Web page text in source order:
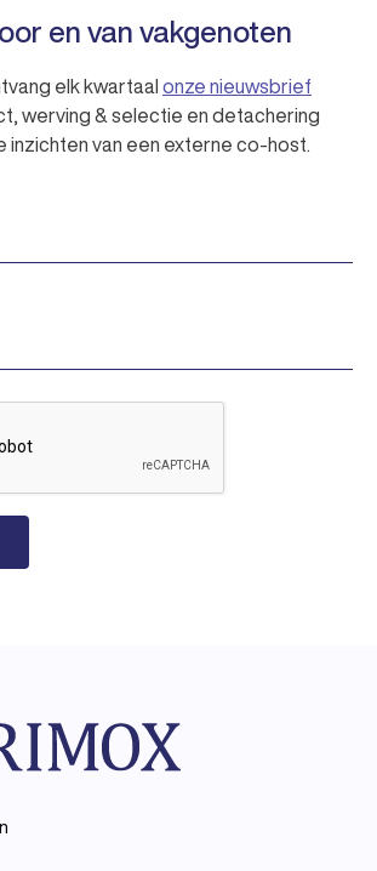
en van vakgenoten
elk kwartaal onze nieuwsbrief
werving & selectie en detachering
inzichten van een externe co-host.